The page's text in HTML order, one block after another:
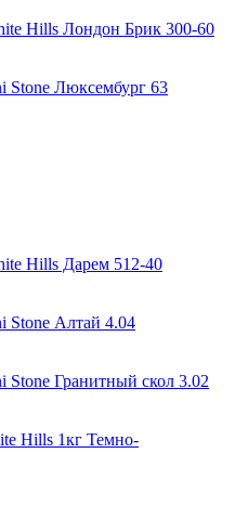
Hills Лондон Брик 300-60
Stone Люксембург 63
Hills Дарем 512-40
Stone Алтай 4.04
Гранитный скол 3.02
Hills 1кг Темно-